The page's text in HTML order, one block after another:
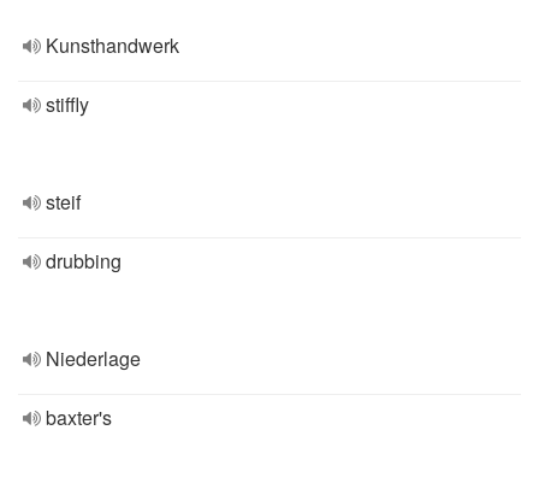
Kunsthandwerk
stiffly
steif
drubbing
Niederlage
baxter's